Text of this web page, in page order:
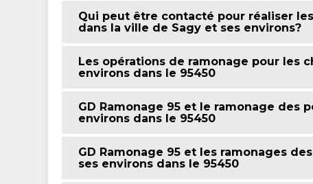
Qui peut être contacté pour réaliser
dans la ville de Sagy et ses environs?
Les opérations de ramonage pour les
environs dans le 95450
GD Ramonage 95 et le ramonage des
environs dans le 95450
GD Ramonage 95 et les ramonages
ses environs dans le 95450